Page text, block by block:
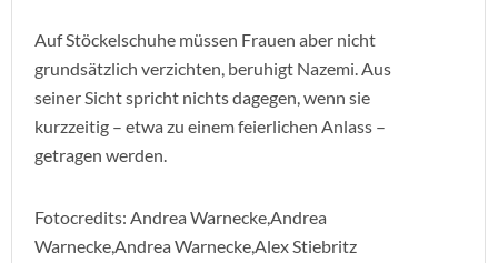
Auf Stöckelschuhe müssen Frauen aber nicht
grundsätzlich verzichten, beruhigt Nazemi. Aus
seiner Sicht spricht nichts dagegen, wenn sie
kurzzeitig – etwa zu einem feierlichen Anlass –
getragen werden.
Fotocredits: Andrea Warnecke,Andrea
Warnecke,Andrea Warnecke,Alex Stiebritz